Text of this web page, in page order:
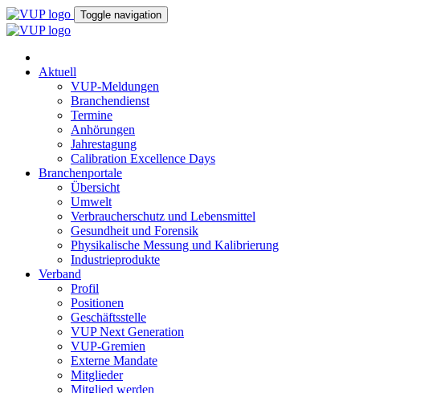
Toggle navigation
Aktuell
VUP-Meldungen
Branchendienst
Termine
Anhörungen
Jahrestagung
Calibration Excellence Days
Branchenportale
Übersicht
Umwelt
Verbraucherschutz und Lebensmittel
Gesundheit und Forensik
Physikalische Messung und Kalibrierung
Industrieprodukte
Verband
Profil
Positionen
Geschäftsstelle
VUP Next Generation
VUP-Gremien
Externe Mandate
Mitglieder
Mitglied werden